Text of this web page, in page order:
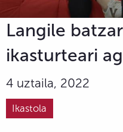
Langile
ikasturteari
4 uztaila, 2022
Ikastola